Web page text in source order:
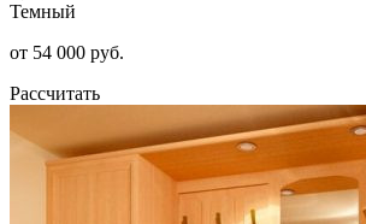
Темный
от 54 000 руб.
Рассчитать